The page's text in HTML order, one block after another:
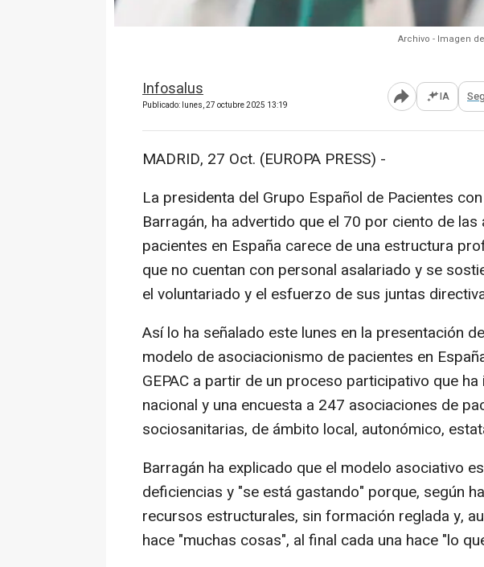
Archivo - Imagen
Infosalus
Publicado: lunes, 27 octubre 2025 13:19 Abrir IA
MADRID, 27 Oct. (EUROPA PRESS) -
La presidenta del Grupo Español de Pacientes
Barragán, ha advertido que el 70 por ciento de
pacientes en España carece de una estructura
que no cuentan con personal asalariado y se
el voluntariado y el esfuerzo de sus juntas
Así lo ha señalado este lunes en la presentación
modelo de asociacionismo de pacientes en
GEPAC a partir de un proceso participativo que
nacional y una encuesta a 247 asociaciones de
sociosanitarias, de ámbito local, autonómico,
Barragán ha explicado que el modelo asociativo
deficiencias y "se está gastando" porque, según
recursos estructurales, sin formación reglada y,
hace "muchas cosas", al final cada una hace "lo